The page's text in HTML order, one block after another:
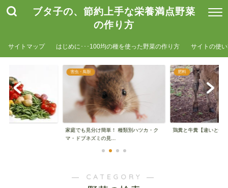
ブタ子の、節約上手な栄養満点野菜
の作り方
サイトマップ はじめに･･･100均の種を使った野菜の作り方 サイトの使
害虫・鳥獣
家庭でも見分け簡単！ 種類別ハツカ・ク
マ・ドブネズミの見...
肥料
鶏糞と牛糞【違いと使
― CATEGORY ―